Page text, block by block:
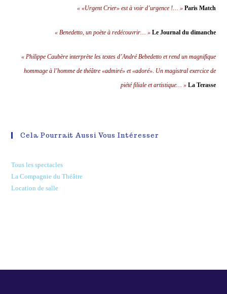
« «Urgent Crier» est à voir d’urgence !… » Paris Match
« Benedetto, un poète à redécouvrir… » Le Journal du dimanche
« Philippe Caubère interprète les textes d’André Bebedetto et rend un magnifique
hommage à l’homme de théâtre «admiré» et «adoré». Un magistral exercice de
piété filiale et artistique… » La Terasse
Cela Pourrait Aussi Vous Intéresser
Tous les spectacles
La Compagnie du Théâtre
Location de salle